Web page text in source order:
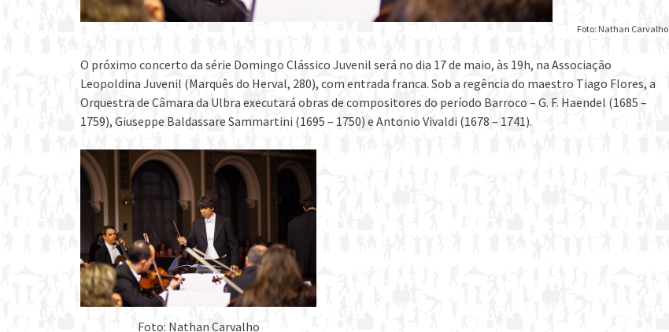
Foto: Nathan Carvalho
O próximo concerto da série Domingo Clássico Juvenil será no dia 17 de maio, às 19h, na Associação
Leopoldina Juvenil (Marquês do Herval, 280), com entrada franca. Sob a regência do maestro Tiago Flores, a
Orquestra de Câmara da Ulbra executará obras de compositores do período Barroco – G. F. Haendel (1685 –
1759), Giuseppe Baldassare Sammartini (1695 – 1750) e Antonio Vivaldi (1678 – 1741).
Foto: Nathan Carvalho